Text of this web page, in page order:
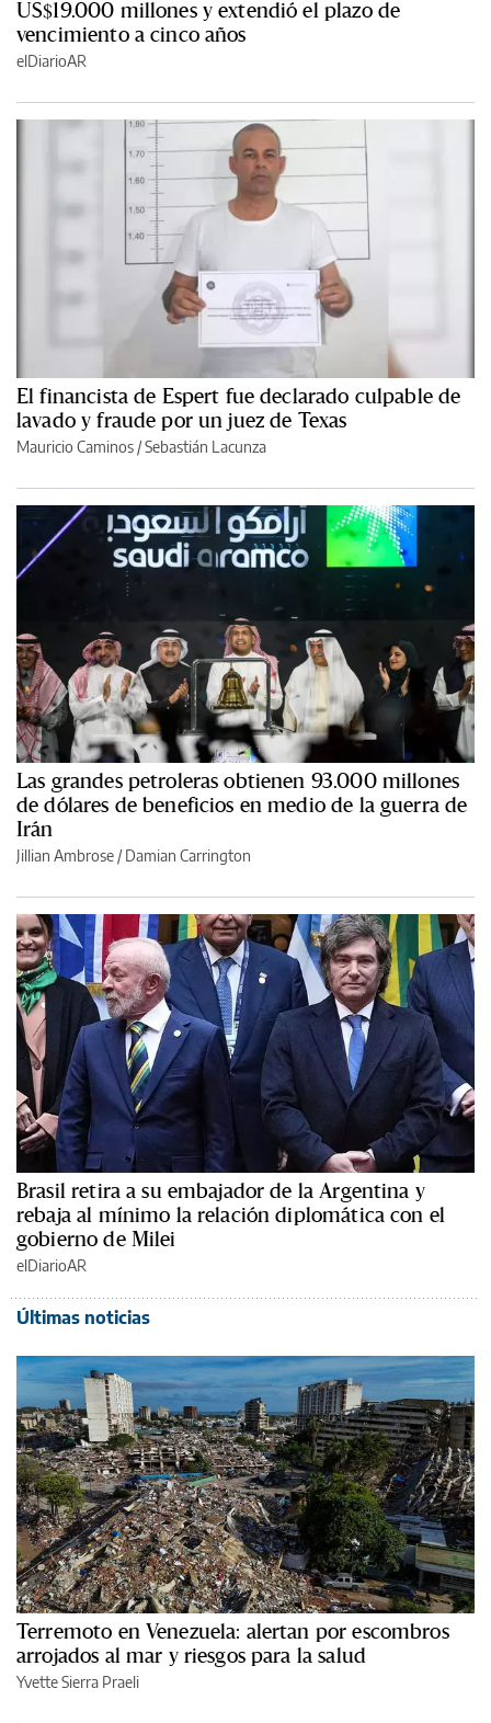
US$19.000 millones y extendió el plazo de
vencimiento a cinco años
elDiarioAR
El financista de Espert fue declarado culpable de
lavado y fraude por un juez de Texas
Mauricio Caminos /Sebastián Lacunza
Las grandes petroleras obtienen 93.000 millones
de dólares de beneficios en medio de la guerra de
Irán
Jillian Ambrose / Damian Carrington
Brasil retira a su embajador de la Argentina y
rebaja al mínimo la relación diplomática con el
gobierno de Milei
elDiarioAR
Últimas noticias
Terremoto en Venezuela: alertan por escombros
arrojados al mar y riesgos para la salud
Yvette Sierra Praeli